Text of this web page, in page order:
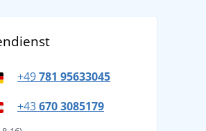
und Organisationen
+49781 95633045
+43670 3085179